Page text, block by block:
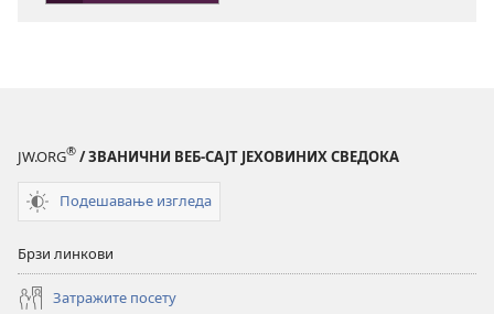
JW.ORG® / ЗВАНИЧНИ ВЕБ-САЈТ ЈЕХОВИНИХ СВЕДОКА
Подешавање изгледа
Брзи линкови
Затражите посету